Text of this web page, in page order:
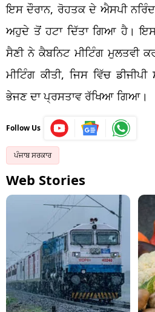
ਇਸ ਦੌਰਾਨ, ਰੋਹਤਕ ਦੇ ਐਸਪੀ
ਅਹੁਦੇ ਤੋਂ ਹਟਾ ਦਿੱਤਾ ਗਿਆ ਹੈ।
ਸੈਣੀ ਨੇ ਕੈਬਨਿਟ ਮੀਟਿੰਗ ਮੁਲਤਵੀ
ਮੀਟਿੰਗ ਕੀਤੀ, ਜਿਸ ਵਿੱਚ
ਭੇਜਣ ਦਾ ਪ੍ਰਸਤਾਵ ਰੱਖਿਆ ਗਿਆ।
Follow Us
ਪੰਜਾਬ ਸਰਕਾਰ
Web Stories